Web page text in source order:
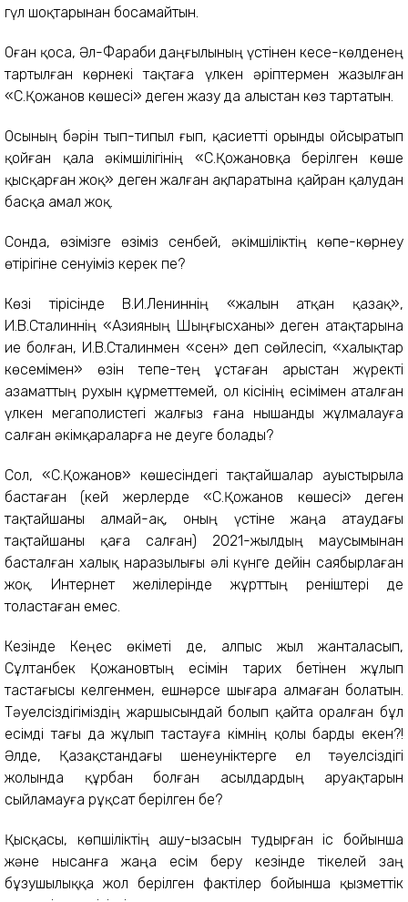
гүл шоқтарынан босамайтын.
Оған қоса, Әл-Фараби даңғылының үстінен кесе-көлденең
тартылған көрнекі тақтаға үлкен әріптермен жазылған
«С.Қожанов көшесі» деген жазу да алыстан көз тартатын.
Осының бәрін тып-типыл ғып, қасиетті орынды ойсыратып
қойған қала әкімшілігінің «С.Қожановқа берілген көше
қысқарған жоқ» деген жалған ақпаратына қайран қалудан
басқа амал жоқ.
Сонда, өзімізге өзіміз сенбей, әкімшіліктің көпе-көрнеу
өтірігіне сенуіміз керек пе?
Көзі тірісінде В.И.Лениннің «жалын атқан қазақ»,
И.В.Сталиннің «Азияның Шыңғысханы» деген атақтарына
ие болған, И.В.Сталинмен «сен» деп сөйлесіп, «халықтар
көсемімен» өзін тепе-тең ұстаған арыстан жүректі
азаматтың рухын құрметтемей, ол кісінің есімімен аталған
үлкен мегаполистегі жалғыз ғана нышанды жұлмалауға
салған әкімқараларға не деуге болады?
Сол, «С.Қожанов» көшесіндегі тақтайшалар ауыстырыла
бастаған (кей жерлерде «С.Қожанов көшесі» деген
тақтайшаны алмай-ақ, оның үстіне жаңа атаудағы
тақтайшаны қаға салған) 2021-жылдың маусымынан
басталған халық наразылығы әлі күнге дейін саябырлаған
жоқ. Интернет желілерінде жұрттың реніштері де
толастаған емес.
Кезінде Кеңес өкіметі де, алпыс жыл жанталасып,
Сұлтанбек Қожановтың есімін тарих бетінен жұлып
тастағысы келгенмен, ешнәрсе шығара алмаған болатын.
Тәуелсіздігіміздің жаршысындай болып қайта оралған бұл
есімді тағы да жұлып тастауға кімнің қолы барды екен?!
Әлде, Қазақстандағы шенеуніктерге ел тәуелсіздігі
жолында құрбан болған асылдардың аруақтарын
сыйламауға рұқсат берілген бе?
Қысқасы, көпшіліктің ашу-ызасын тудырған іс бойынша
және нысанға жаңа есім беру кезінде тікелей заң
бұзушылыққа жол берілген фактілер бойынша қызметтік